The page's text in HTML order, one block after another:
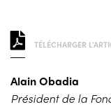
TÉLÉCHARGER
Alain Obadia
Président de la